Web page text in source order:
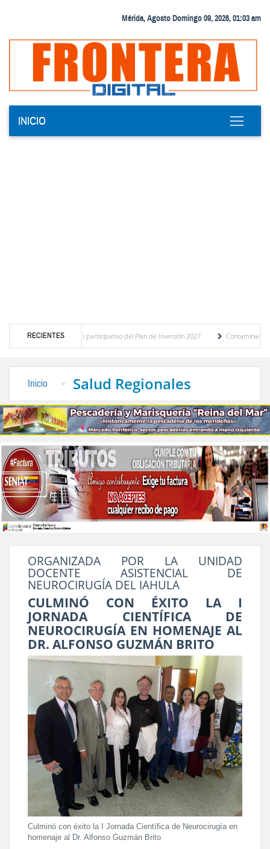
Mérida, Agosto Domingo 09, 2026, 01:03 am
INICIO
RECIENTES
del presupuesto participativo del Plan de Inversión 2027
Contaminación y
Inicio Salud Regionales
ORGANIZADA POR LA UNIDAD
DOCENTE ASISTENCIAL DE
NEUROCIRUGÍA DEL IAHULA
CULMINÓ CON ÉXITO LA I
JORNADA CIENTÍFICA DE
NEUROCIRUGÍA EN HOMENAJE AL
DR. ALFONSO GUZMÁN BRITO
Culminó con éxito la I Jornada Científica de Neurocirugía en
homenaje al Dr. Alfonso Guzmán Brito